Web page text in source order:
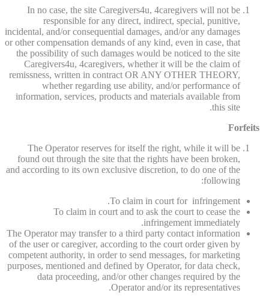
In no case, the site Caregivers4u, 4caregivers will not be
responsible for any direct, indirect, special, punitive,
incidental, and/or consequential damages, and/or any damages
or other compensation demands of any kind, even in case, that
the possibility of such damages would be noticed to the site
Caregivers4u, 4caregivers, whether it will be the claim of
remissness, written in contract OR ANY OTHER THEORY,
whether regarding use ability, and/or performance of
information, services, products and materials available from
this site.
Forfeits
The Operator reserves for itself the right, while it will be
found out through the site that the rights have been broken,
and according to its own exclusive discretion, to do one of the
following:
To claim in court for infringement.
To claim in court and to ask the court to cease the
infringement immediately.
The Operator may transfer to a third party contact information
of the user or caregiver, according to the court order given by
competent authority, in order to send messages, for marketing
purposes, mentioned and defined by Operator, for data check,
data proceeding, and/or other changes required by the
Operator and/or its representatives.